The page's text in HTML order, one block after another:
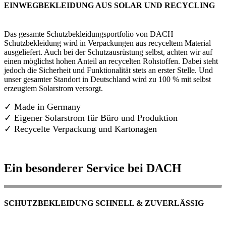
EINWEGBEKLEIDUNG AUS SOLAR UND RECYCLING
Das gesamte Schutzbekleidungsportfolio von DACH
Schutzbekleidung wird in Verpackungen aus recyceltem Material
ausgeliefert. Auch bei der Schutzausrüstung selbst, achten wir auf
einen möglichst hohen Anteil an recycelten Rohstoffen. Dabei steht
jedoch die Sicherheit und Funktionalität stets an erster Stelle. Und
unser gesamter Standort in Deutschland wird zu 100 % mit selbst
erzeugtem Solarstrom versorgt.
✓ Made in Germany
✓ Eigener Solarstrom für Büro und Produktion
✓ Recycelte Verpackung und Kartonagen
Ein besonderer Service bei DACH
SCHUTZBEKLEIDUNG SCHNELL & ZUVERLÄSSIG